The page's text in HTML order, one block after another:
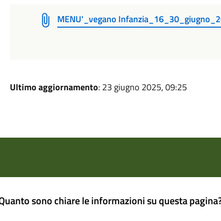
MENU'_vegano
Ultimo aggiornamento: 23 giugno 2025, 09:25
sono chiare le informazioni su questa